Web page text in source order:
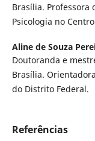
Brasília. Professora
Psicologia no
Aline de Souza
Doutoranda e
Brasília.
do Distrito Federal.
Referências